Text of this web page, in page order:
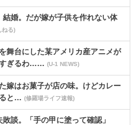
婚。だが嫁が子供を作れない体
ねる)
舞台にした某アメリカ産アニメが
すぎるわ…… (U-1 NEWS)
嫁はお菓子が店の味。けどカレー
と… (修羅場ライフ速報)
談。「手の甲に塗って確認」